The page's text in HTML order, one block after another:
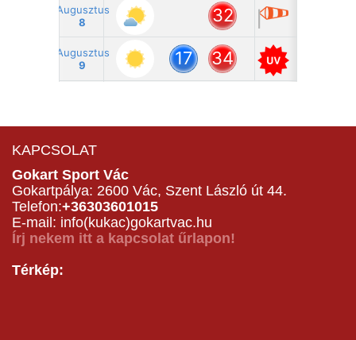
KAPCSOLAT
Gokart Sport Vác
Gokartpálya: 2600 Vác, Szent László út 44.
Telefon:+36303601015
E-mail: info(kukac)gokartvac.hu
Írj nekem itt a kapcsolat űrlapon!
Térkép: